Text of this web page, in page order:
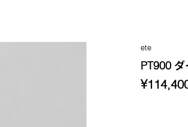
ete
PT900